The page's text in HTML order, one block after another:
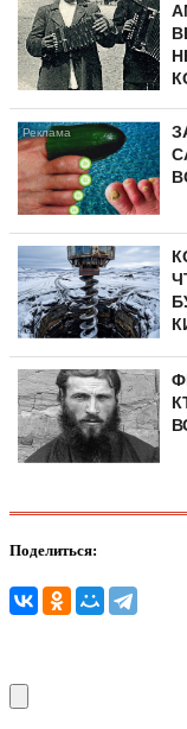
Поделиться: